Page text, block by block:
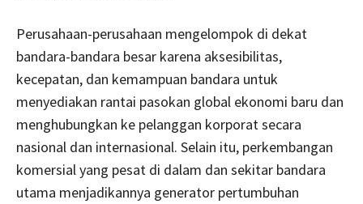
Perusahaan-perusahaan mengelompok di dekat
bandara-bandara besar karena aksesibilitas,
kecepatan, dan kemampuan bandara untuk
menyediakan rantai pasokan global ekonomi baru dan
menghubungkan ke pelanggan korporat secara
nasional dan internasional. Selain itu, perkembangan
komersial yang pesat di dalam dan sekitar bandara
utama menjadikannya generator pertumbuhan